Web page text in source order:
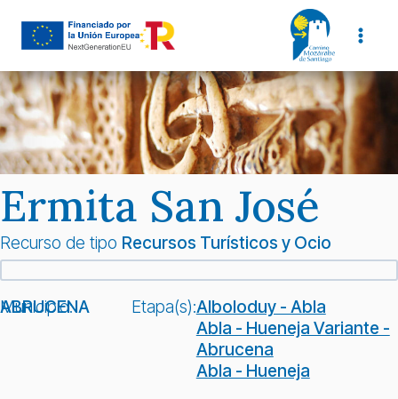
Ermita San José
Recurso de tipo Recursos Turísticos y Ocio
Municipio:
ABRUCENA Etapa(s):Alboloduy - Abla
Abla - Hueneja Variante -
Abrucena
Abla - Hueneja